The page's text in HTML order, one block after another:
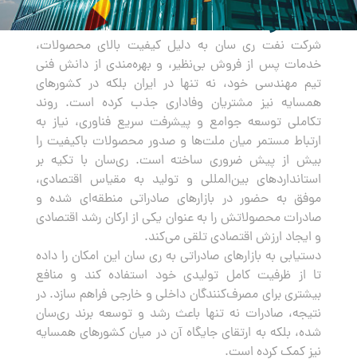
صادرات
شرکت نفت ری سان به دلیل کیفیت بالای محصولات،
خدمات پس از فروش بی‌نظیر، و بهره‌مندی از دانش فنی
تیم مهندسی خود، نه تنها در ایران بلکه در کشورهای
همسایه نیز مشتریان وفاداری جذب کرده است. روند
تکاملی توسعه جوامع و پیشرفت سریع فناوری، نیاز به
ارتباط مستمر میان ملت‌ها و صدور محصولات باکیفیت را
بیش از پیش ضروری ساخته است. ری‌سان با تکیه بر
استانداردهای بین‌المللی و تولید به مقیاس اقتصادی،
موفق به حضور در بازارهای صادراتی منطقه‌ای شده و
صادرات محصولاتش را به عنوان یکی از ارکان رشد اقتصادی
و ایجاد ارزش اقتصادی تلقی می‌کند.
دستیابی به بازارهای صادراتی به ری سان این امکان را داده
تا از ظرفیت کامل تولیدی خود استفاده کند و منافع
بیشتری برای مصرف‌کنندگان داخلی و خارجی فراهم سازد. در
نتیجه، صادرات نه تنها باعث رشد و توسعه برند ری‌سان
شده، بلکه به ارتقای جایگاه آن در میان کشورهای همسایه
نیز کمک کرده است.